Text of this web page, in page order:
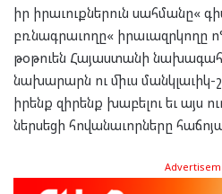
իր իրաւուքներուն սահմանը«
բռնագրաւողը« իրաւազրկողը
թօթուեն Հայաստանի
նախարարն ու միւս մանկլաւիկ-
իրենք զիրենք խաբելու եւ այս
ներսեցի հովանաւորները